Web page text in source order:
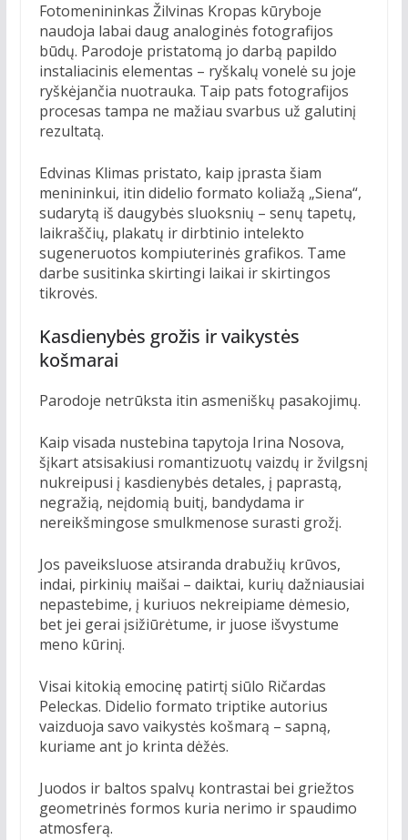
Fotomenininkas Žilvinas Kropas kūryboje
naudoja labai daug analoginės fotografijos
būdų. Parodoje pristatomą jo darbą papildo
instaliacinis elementas – ryškalų vonelė su joje
ryškėjančia nuotrauka. Taip pats fotografijos
procesas tampa ne mažiau svarbus už galutinį
rezultatą.
Edvinas Klimas pristato, kaip įprasta šiam
menininkui, itin didelio formato koliažą „Siena“,
sudarytą iš daugybės sluoksnių – senų tapetų,
laikraščių, plakatų ir dirbtinio intelekto
sugeneruotos kompiuterinės grafikos. Tame
darbe susitinka skirtingi laikai ir skirtingos
tikrovės.
Kasdienybės grožis ir vaikystės
košmarai
Parodoje netrūksta itin asmeniškų pasakojimų.
Kaip visada nustebina tapytoja Irina Nosova,
šįkart atsisakiusi romantizuotų vaizdų ir žvilgsnį
nukreipusi į kasdienybės detales, į paprastą,
negražią, neįdomią buitį, bandydama ir
nereikšmingose smulkmenose surasti grožį.
Jos paveiksluose atsiranda drabužių krūvos,
indai, pirkinių maišai – daiktai, kurių dažniausiai
nepastebime, į kuriuos nekreipiame dėmesio,
bet jei gerai įsižiūrėtume, ir juose išvystume
meno kūrinį.
Visai kitokią emocinę patirtį siūlo Ričardas
Peleckas. Didelio formato triptike autorius
vaizduoja savo vaikystės košmarą – sapną,
kuriame ant jo krinta dėžės.
Juodos ir baltos spalvų kontrastai bei griežtos
geometrinės formos kuria nerimo ir spaudimo
atmosferą.